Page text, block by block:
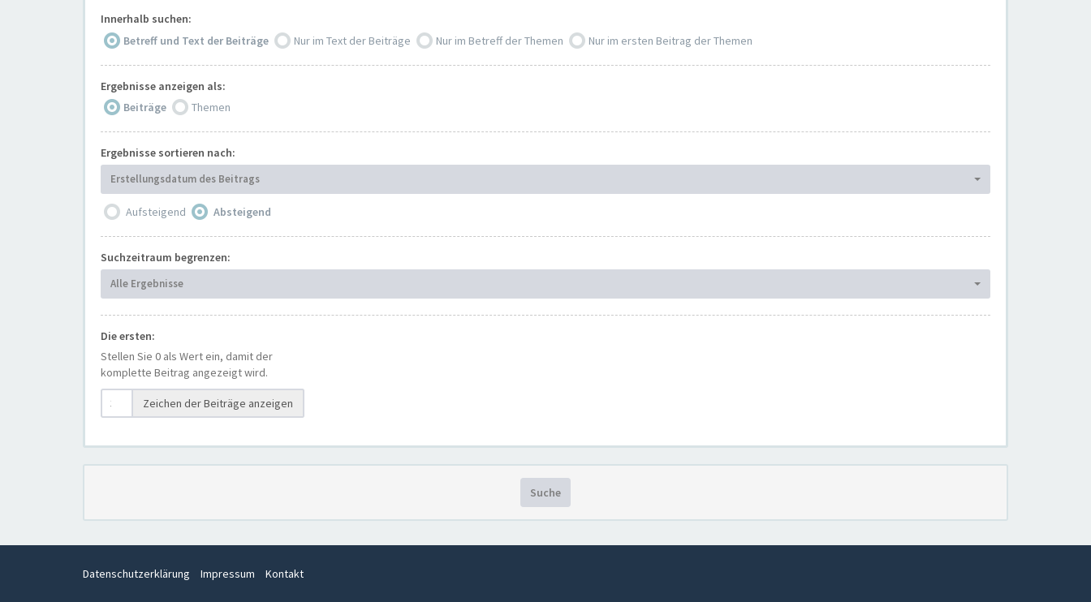
Innerhalb suchen:
Betreff und Text der Beiträge
Nur im Text der Beiträge Nur im Betreff der Themen Nur im ersten Beitrag der Themen
Ergebnisse anzeigen als:
Beiträge
Themen
Ergebnisse sortieren nach:
Erstellungsdatum des Beitrags
Aufsteigend Absteigend
Suchzeitraum begrenzen:
Alle Ergebnisse
Die ersten:
Stellen Sie 0 als Wert ein, damit der
komplette Beitrag angezeigt wird.
Zeichen der Beiträge anzeigen
Suche
Datenschutzerklärung Impressum Kontakt